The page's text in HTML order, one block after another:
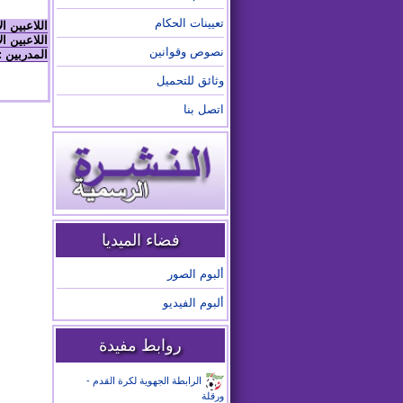
تعيينات الحكام
نصوص وقوانين
وثائق للتحميل
اتصل بنا
فضاء الميديا
ألبوم الصور
ألبوم الفيديو
روابط مفيدة
الرابطة الجهوية لكرة القدم -
ورقلة
اللاعبين
اللاعبين
المدربين :